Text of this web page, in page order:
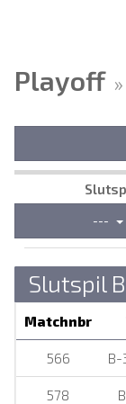
Playoff
---
Slutspil B
Matchnbr
566 B-
578